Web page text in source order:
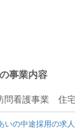
事業内容
看護事業 住宅
いの中途採用の求人